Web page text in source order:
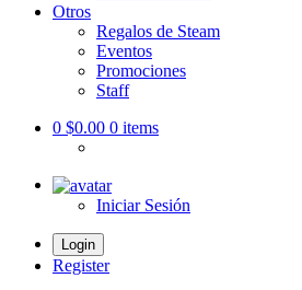
Otros
Regalos de Steam
Eventos
Promociones
Staff
0 $0.00 0 items
Iniciar Sesión
Login
Register